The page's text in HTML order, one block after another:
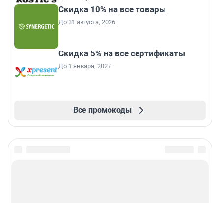
Скидка 10% на все товары
До 31 августа, 2026
Скидка 5% на все сертификаты
До 1 января, 2027
Все промокоды